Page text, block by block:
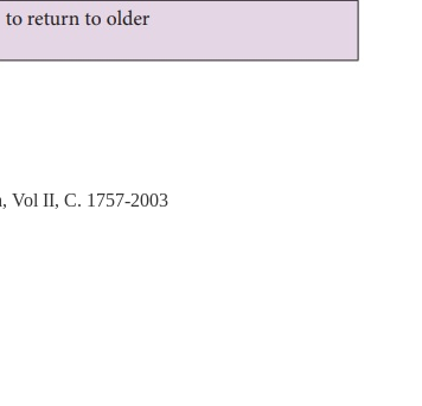
Vol II, C. 1757-2003